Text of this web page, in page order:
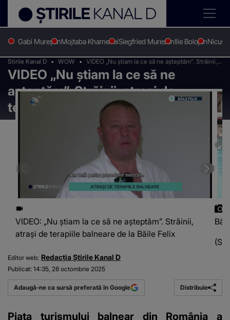
Gabi MureșanMojtaba KhameneiSiegfried MuresanIlie Bolojan
Stirile Kanal D WOW
VIDEO „Nu știam la ce să ne așteptăm”. Străinii,
atrași de terapiile balneare de la Băile Felix
VIDEO „Nu știam la ce să ne
așteptăm”. Străinii, atrași de
terapiile balneare de la Băile Felix
VIDEO: „Nu știam la ce să ne așteptăm”. Străinii,
atrași de terapiile balneare de la Băile Felix
Editor web: Redacția Știrile Kanal D
Publicat: 14:35, 28 octombrie 2025
Adaugă-ne ca sursă preferată în Google Distribuie
Piața turismului balnear din România a